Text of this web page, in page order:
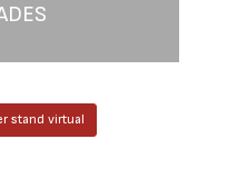
stand virtual